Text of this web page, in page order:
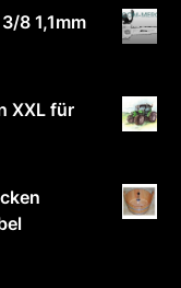
8 1,1mm
XXL für